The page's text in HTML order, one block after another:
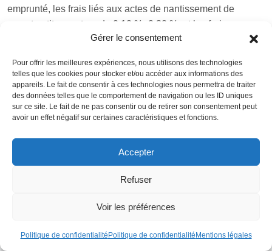
Gérer le consentement
Pour offrir les meilleures expériences, nous utilisons des technologies
telles que les cookies pour stocker et/ou accéder aux informations des
appareils. Le fait de consentir à ces technologies nous permettra de traiter
des données telles que le comportement de navigation ou les ID uniques
sur ce site. Le fait de ne pas consentir ou de retirer son consentement peut
avoir un effet négatif sur certaines caractéristiques et fonctions.
Accepter
Refuser
Voir les préférences
Politique de confidentialité Politique de confidentialité Mentions légales
emprunté, les frais liés aux actes de nantissement de
comptes-titres autour de 0,10 %–0,30 %, et les frais
associés au nantissement de contrats d’assurance-vie sous
a ni taxe de publicité foncière, ni assurance emprunteur
obligatoire, ce qui allège la facture globale. Certains acteurs
en ligne comme BoursoBank affichent même0 € de frais
de dossier, de nantissement et de remboursement anticipé.
Une comparaison utile : credit
lombard, avance sur titres et compte